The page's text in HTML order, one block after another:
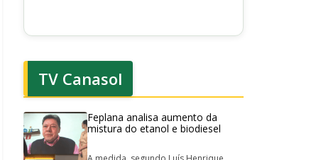
TV Canasol
Feplana analisa aumento da
mistura do etanol e biodiesel